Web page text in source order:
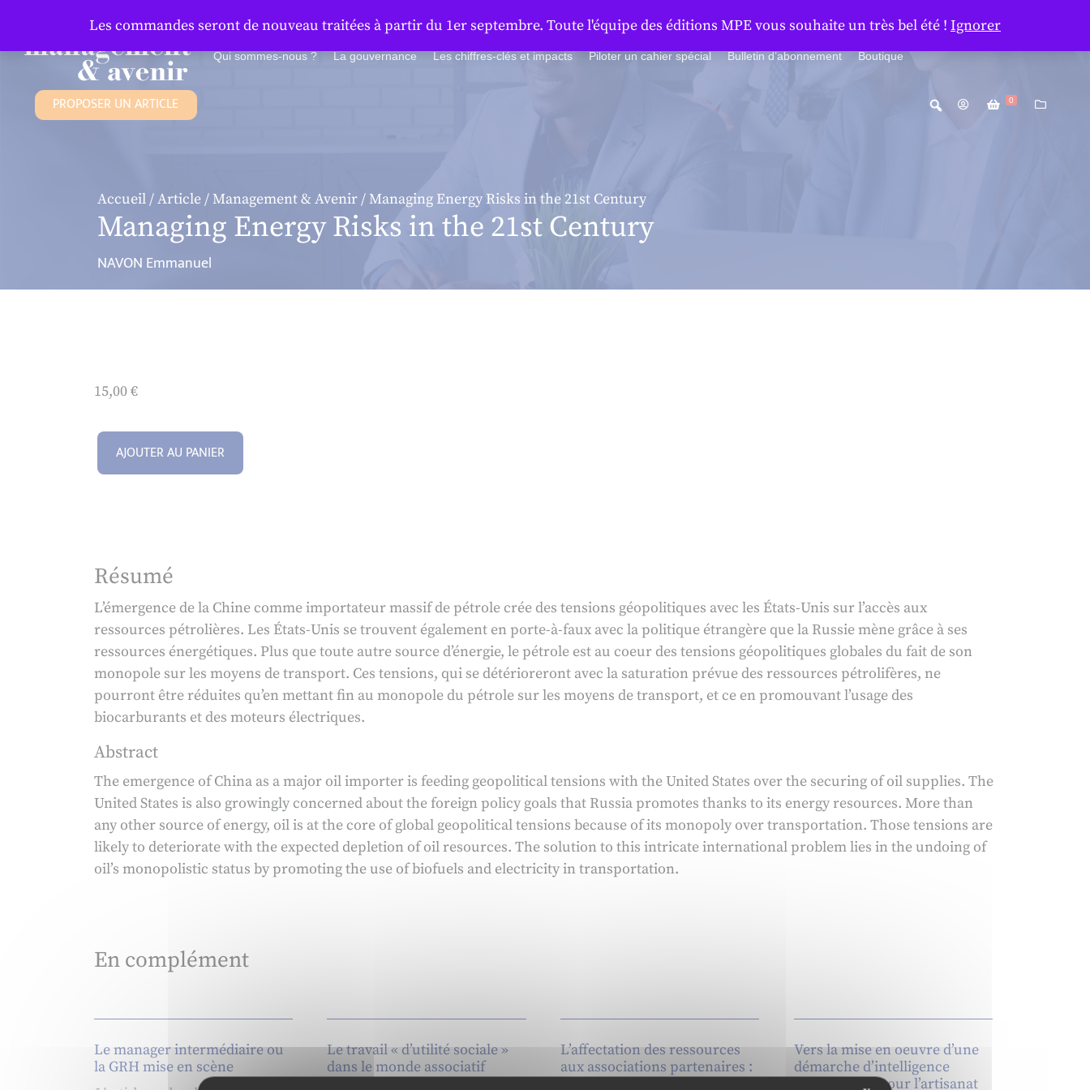
Qui sommes-nous ? La gouvernance Les chiffres-clés et impacts Piloter un cahier spécial Bulletin d’abonnement Boutique
PROPOSER UN ARTICLE 0
Accueil/Article/Management & Avenir/ Managing Energy Risks in the 21st Century
Managing Energy Risks in the 21st Century
NAVON Emmanuel
15,00€
AJOUTER AU PANIER
Résumé
L’émergence de la Chine comme importateur massif de pétrole crée des tensions géopolitiques avec les États-Unis sur l’accès aux
ressources pétrolières. Les États-Unis se trouvent également en porte-à-faux avec la politique étrangère que la Russie mène grâce à ses
ressources énergétiques. Plus que toute autre source d’énergie, le pétrole est au coeur des tensions géopolitiques globales du fait de son
monopole sur les moyens de transport. Ces tensions, qui se détérioreront avec la saturation prévue des ressources pétrolifères, ne
pourront être réduites qu’en mettant fin au monopole du pétrole sur les moyens de transport, et ce en promouvant l’usage des
biocarburants et des moteurs électriques.
Abstract
The emergence of China as a major oil importer is feeding geopolitical tensions with the United States over the securing of oil supplies. The
United States is also growingly concerned about the foreign policy goals that Russia promotes thanks to its energy resources. More than
any other source of energy, oil is at the core of global geopolitical tensions because of its monopoly over transportation. Those tensions are
likely to deteriorate with the expected depletion of oil resources. The solution to this intricate international problem lies in the undoing of
oil’s monopolistic status by promoting the use of biofuels and electricity in transportation.
En complément
Le manager intermédiaire ou
la GRH mise en scène
Le travail « d’utilité sociale »
dans le monde associatif
L’affectation des ressources
aux associations partenaires :
Vers la mise en oeuvre d’une
démarche d’intelligence
économique pour l’artisanat
Les commandes seront de nouveau traitées à partir du 1er septembre. Toute l'équipe des éditions MPE vous souhaite un très bel été ! Ignorer